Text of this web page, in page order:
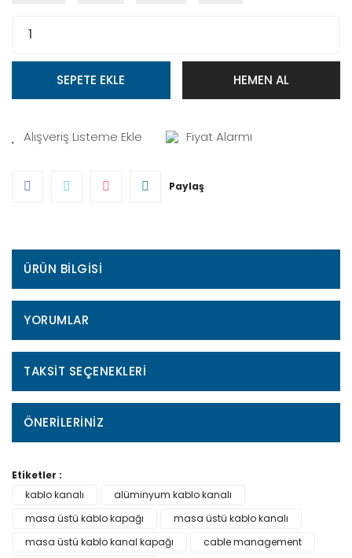
SEPETE EKLE HEMEN AL
Fiyat Alarmı
Paylaş
ÜRÜN BILGISI
YORUMLAR
TAKSIT SEÇENEKLERI
ÖNERILERINIZ
Etiketler :
kablo kanalı
alüminyum kablo kanalı
masa üstü kablo kapağı
masa üstü kablo kanalı
masa üstü kablo kanal kapağı
cable management